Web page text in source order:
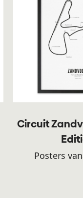
Circuit
Posters